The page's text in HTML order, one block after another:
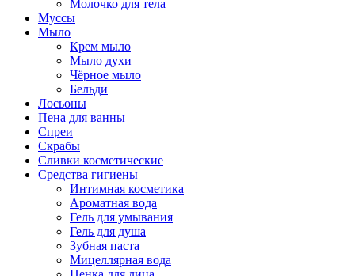
Молочко для тела
Муссы
Мыло
Крем мыло
Мыло духи
Чёрное мыло
Бельди
Лосьоны
Пена для ванны
Спреи
Скрабы
Сливки косметические
Средства гигиены
Интимная косметика
Ароматная вода
Гель для умывания
Гель для душа
Зубная паста
Мицеллярная вода